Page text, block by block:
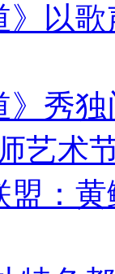
以
》秀
艺术
盟：